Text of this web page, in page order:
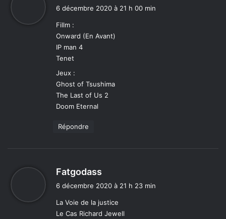
:
6 décembre 2020 à 21 h 00 min
Fillm :
Onward (En Avant)
IP man 4
Tenet
Jeux :
Ghost of Tsushima
The Last of Us 2
Doom Eternal
Répondre
Fatgodass
6 décembre 2020 à 21 h 23 min
La Voie de la justice
Le Cas Richard Jewell